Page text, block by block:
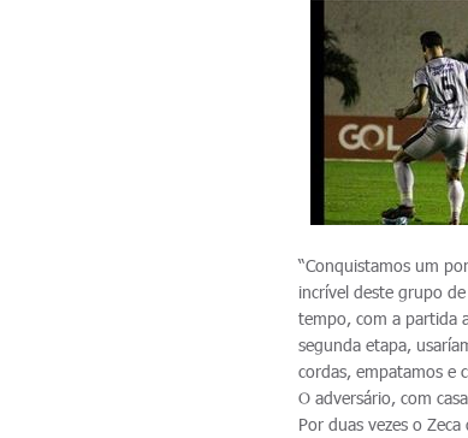
“Conquistamos um
incrível deste grupo
tempo, com a partida
segunda etapa,
cordas, empatamos e
O adversário, com
Por duas vezes o